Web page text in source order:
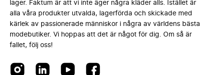
lager. Faktum är att vi inte äger några kläder alls. Istället är
alla våra produkter utvalda, lagerförda och skickade med
kärlek av passionerade människor i några av världens bästa
modebutiker. Vi hoppas att det är något för dig. Om så är
fallet, följ oss!